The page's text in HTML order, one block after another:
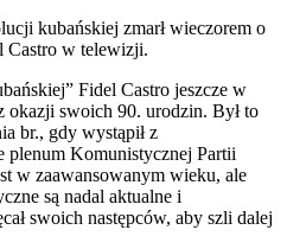
kubańskiej zmarł wieczorem o
Castro w telewizji.
Fidel Castro jeszcze w
okazji swoich 90. urodzin. Był to
br., gdy wystąpił z
plenum Komunistycznej Partii
w zaawansowanym wieku, ale
są nadal aktualne i
swoich następców, aby szli dalej